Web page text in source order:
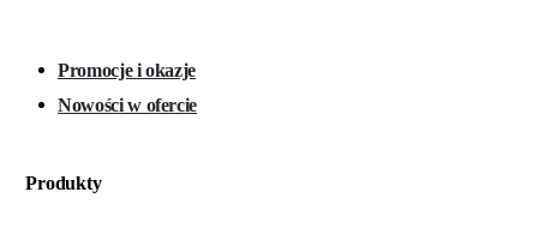
Promocje i okazje
Nowości w ofercie
Produkty